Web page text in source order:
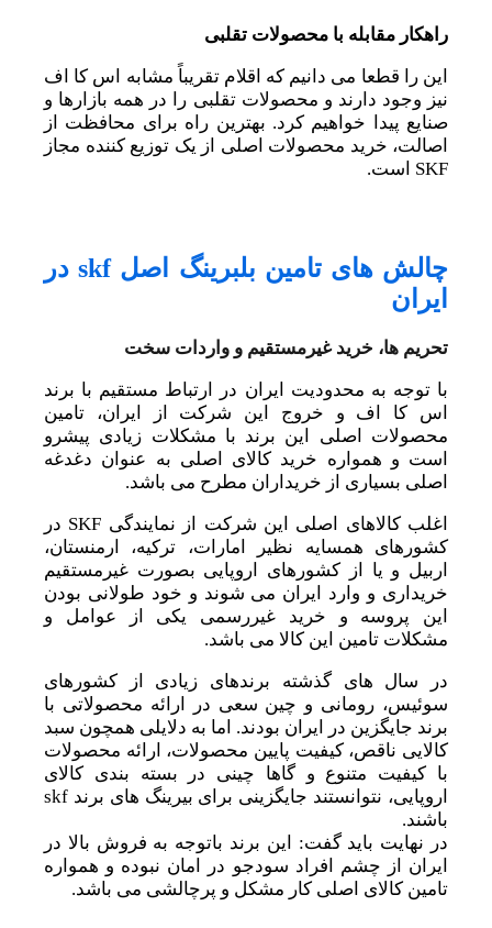
راهکار مقابله با محصولات تقلبی
این را قطعا می دانیم که اقلام تقریباً مشابه اس کا اف
نیز وجود دارند و محصولات تقلبی را در همه بازارها و
صنایع پیدا خواهیم کرد. بهترین راه برای محافظت از
اصالت، خرید محصولات اصلی از یک توزیع کننده مجاز
SKF است.
چالش های تامین بلبرینگ اصل skf در
ایران
تحریم ها، خرید غیرمستقیم و واردات سخت
با توجه به محدودیت ایران در ارتباط مستقیم با برند
اس کا اف و خروج این شرکت از ایران، تامین
محصولات اصلی این برند با مشکلات زیادی پیشرو
است و همواره خرید کالای اصلی به عنوان دغدغه
اصلی بسیاری از خریداران مطرح می باشد.
اغلب کالاهای اصلی این شرکت از نمایندگی SKF در
کشورهای همسایه نظیر امارات، ترکیه، ارمنستان،
اربیل و یا از کشورهای اروپایی بصورت غیرمستقیم
خریداری و وارد ایران می شوند و خود طولانی بودن
این پروسه و خرید غیررسمی یکی از عوامل و
مشکلات تامین این کالا می باشد.
در سال های گذشته برندهای زیادی از کشورهای
سوئیس، رومانی و چین سعی در ارائه محصولاتی با
برند جایگزین در ایران بودند. اما به دلایلی همچون سبد
کالایی ناقص، کیفیت پایین محصولات، ارائه محصولات
با کیفیت متنوع و گاها چینی در بسته بندی کالای
اروپایی، نتوانستند جایگزینی برای بیرینگ های برند skf
باشند.
در نهایت باید گفت: این برند باتوجه به فروش بالا در
ایران از چشم افراد سودجو در امان نبوده و همواره
تامین کالای اصلی کار مشکل و پرچالشی می باشد.